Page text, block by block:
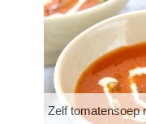
Zelf tomatensoep